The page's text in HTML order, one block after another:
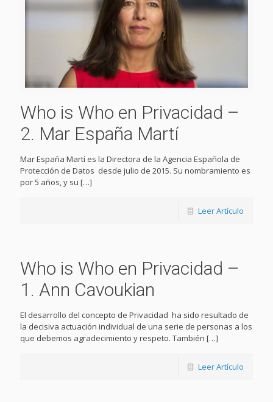
Who is Who en Privacidad –
2. Mar España Martí
Mar España Martí es la Directora de la Agencia Española de
Protección de Datos desde julio de 2015. Su nombramiento es
por 5 años, y su […]
Leer Artículo
Who is Who en Privacidad –
1. Ann Cavoukian
El desarrollo del concepto de Privacidad ha sido resultado de
la decisiva actuación individual de una serie de personas a los
que debemos agradecimiento y respeto. También […]
Leer Artículo